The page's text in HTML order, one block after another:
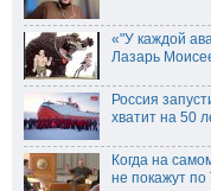
«"У каждой
Лазарь
Россия
хватит на 50
Когда на
не покажут по